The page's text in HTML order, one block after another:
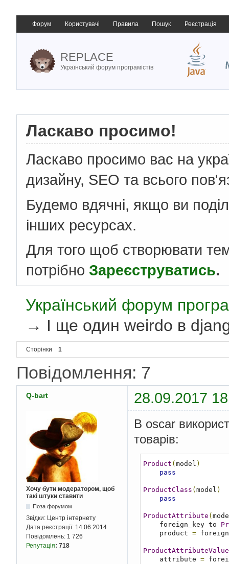
Форум Користувачі Правила Пошук Реєстрація
REPLACE
Український форум програмістів
Ласкаво просимо!
Ласкаво просимо вас на
дизайну, SEO та всього
Будемо вдячні, якщо ви
інших ресурсах.
Для того щоб створювати
потрібно Зареєструватись.
Український форум
→ І ще один weirdo в
Сторінки 1
Повідомлення: 7
Q-bart 28.09.2017
Хочу бути модератором, щоб
такі штуки ставити
Поза форумом
Звідки: Центр інтернету
Дата реєстрації: 14.06.2014
Повідомлень: 1 726
Репутація: 718
В oscar
товарів:
Product ( model )
pass
ProductClass ( model )
pass
ProductAttribute (
    foreign_key to
    product
=
ProductAttributeValue
    attribute
=